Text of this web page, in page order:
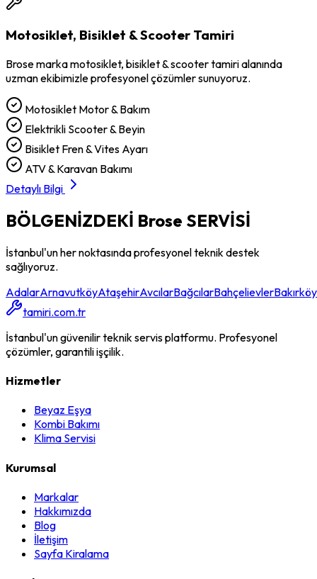
Motosiklet, Bisiklet & Scooter Tamiri
Brosemarkamotosiklet, bisiklet & scooter tamirialanında
uzman ekibimizle profesyonel çözümler sunuyoruz.
Motosiklet Motor & Bakım
Elektrikli Scooter & Beyin
Bisiklet Fren & Vites Ayarı
ATV & Karavan Bakımı
Detaylı Bilgi
BÖLGENİZDEKİ Brose SERVİSİ
İstanbul'un her noktasında profesyonel teknik destek
sağlıyoruz.
AdalarArnavutköyAtaşehirAvcılarBağcılarBahçelievlerBakırköy
tamiri.com.tr
İstanbul'un güvenilir teknik servis platformu. Profesyonel
çözümler, garantili işçilik.
Hizmetler
Beyaz Eşya
Kombi Bakımı
Klima Servisi
Kurumsal
Markalar
Hakkımızda
Blog
İletişim
Sayfa Kiralama